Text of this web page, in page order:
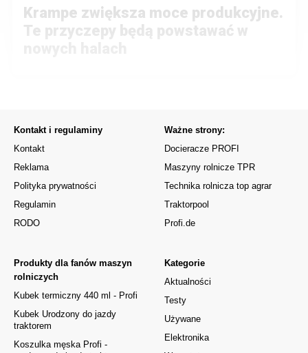
Krampe zwiększa moce produkcyjne.
Te przyczepy będą powstawać w
Kontakt i regulaminy
Kontakt
Reklama
Polityka prywatności
Regulamin
RODO
Kategorie
Aktualności
Testy
Używane
Elektronika
Produkty dla fanów maszyn
rolniczych
Kubek termiczny 440 ml - Profi
Kubek Urodzony do jazdy
traktorem
Koszulka męska Profi -
Ważne strony:
Docieracze PROFI
Maszyny rolnicze TPR
Technika rolnicza top agrar
Traktorpool
Profi.de